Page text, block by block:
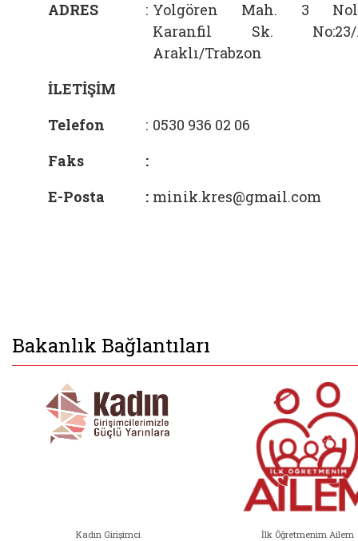
ADRES
: Yolgören Mah. 3
Karanfil Sk. No:23/
Araklı/Trabzon
İLETİŞİM
Telefon
: 0530 936 02 06
Faks
:
E-Posta
: minik.kres@gmail.com
Bakanlık Bağlantıları
Kadın Girişimci İlk Öğretmenim Ailem